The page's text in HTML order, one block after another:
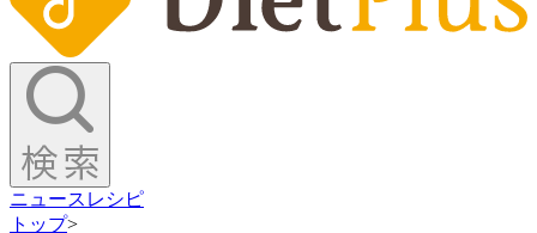
ニュース レシピ
トップ>